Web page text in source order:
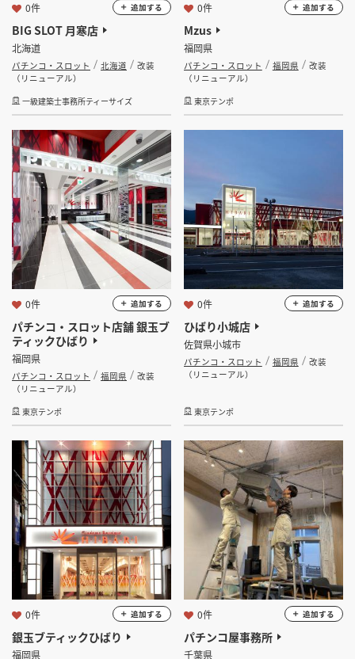
BIG SLOT 月寒店
北海道
パチンコ・スロット 北海道
改装
（リニューアル）
一級建築士事務所ティーサイズ
0件 追加する
Mzus
福岡県
パチンコ・スロット 福岡県
改装
（リニューアル）
東京テンポ
0件 追加する
パチンコ・スロット店舗 銀玉ブ
ティックひばり
福岡県
パチンコ・スロット 福岡県
改装
（リニューアル）
東京テンポ
0件 追加する
ひばり小城店
佐賀県小城市
パチンコ・スロット 福岡県
改装
（リニューアル）
東京テンポ
0件 追加する
銀玉ブティックひばり
福岡県
0件 追加する
パチンコ屋事務所
千葉県
0件 追加する